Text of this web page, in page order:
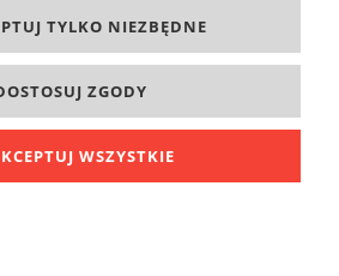
O FIRMIE
TYLKO NIEZBĘDNE
ZGODY
WSZYSTKIE